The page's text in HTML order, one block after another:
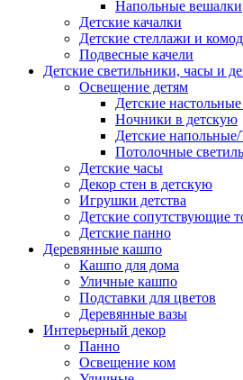
Напольные вешалки
Детские качалки
Детские стеллажи и
Подвесные качели
Детские светильники, часы и
Освещение детям
Детские
Ночники в детскую
Детские
Потолочные
Детские часы
Декор стен в детскую
Игрушки детства
Детские сопутствующие
Детские панно
Деревянные кашпо
Кашпо для дома
Уличные кашпо
Подставки для цветов
Деревянные вазы
Интерьерный декор
Панно
Освещение ком